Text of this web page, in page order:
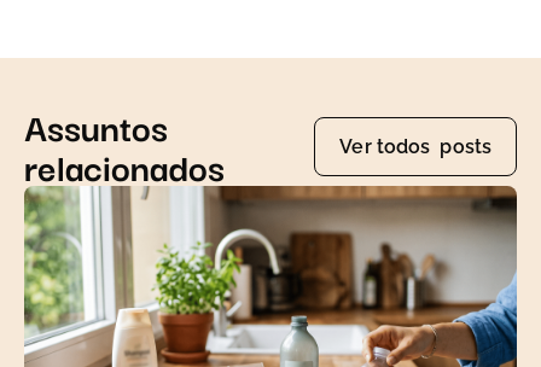
Assuntos
relacionados Ver todos posts